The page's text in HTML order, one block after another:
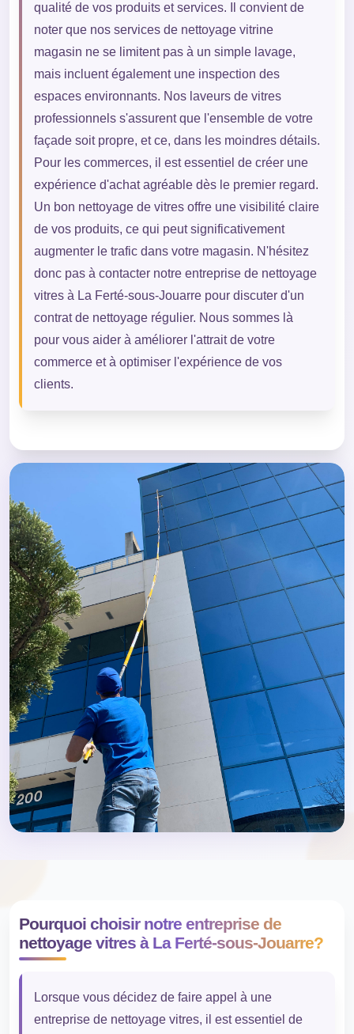
qualité de vos produits et services. Il convient de
noter que nos services de nettoyage vitrine
magasin ne se limitent pas à un simple lavage,
mais incluent également une inspection des
espaces environnants. Nos laveurs de vitres
professionnels s'assurent que l'ensemble de votre
façade soit propre, et ce, dans les moindres détails.
Pour les commerces, il est essentiel de créer une
expérience d'achat agréable dès le premier regard.
Un bon nettoyage de vitres offre une visibilité claire
de vos produits, ce qui peut significativement
augmenter le trafic dans votre magasin. N'hésitez
donc pas à contacter notre entreprise de nettoyage
vitres à La Ferté-sous-Jouarre pour discuter d'un
contrat de nettoyage régulier. Nous sommes là
pour vous aider à améliorer l'attrait de votre
commerce et à optimiser l'expérience de vos
clients.
Pourquoi choisir notre entreprise de
nettoyage vitres à La Ferté-sous-Jouarre?
Lorsque vous décidez de faire appel à une
entreprise de nettoyage vitres, il est essentiel de